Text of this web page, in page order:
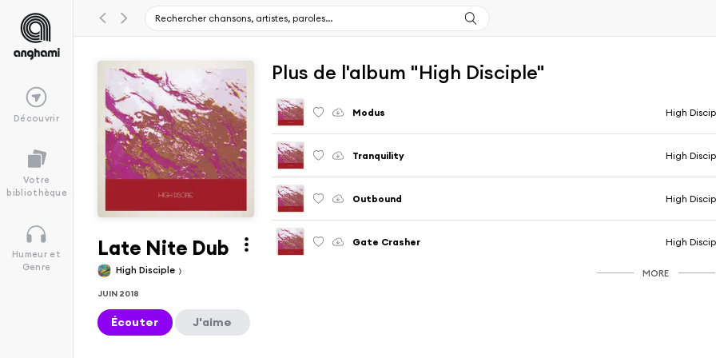
Découvrir
Votre
bibliothèque
Humeur et
Genre
Late Nite Dub
High Disciple
JUIN 2018
Écouter J'aime
Plus de l'album "High Disciple"
Modus High
Tranquility High
Outbound High
Gate Crasher High
MORE